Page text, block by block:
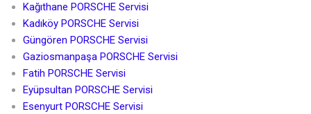
Kağıthane PORSCHE Servisi
Kadıköy PORSCHE Servisi
Güngören PORSCHE Servisi
Gaziosmanpaşa PORSCHE Servisi
Fatih PORSCHE Servisi
Eyüpsultan PORSCHE Servisi
Esenyurt PORSCHE Servisi